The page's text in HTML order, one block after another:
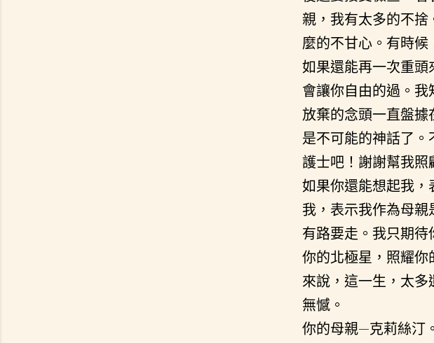
親，我有太多的不
麼的不甘心。有時候
如果還能再一次重
會讓你自由的過。
放棄的念頭一直盤
是不可能的神話了
護士吧！謝謝幫我照
如果你還能想起我
我，表示我作為母
有路要走。我只期
你的北極星，照耀
來說，這一生，太
無憾。
你的母親—克莉絲汀。